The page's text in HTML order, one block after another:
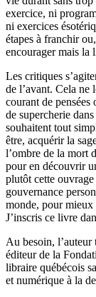
exercice, ni
ni exercices
étapes à franchir
encourager mais la
Les critiques
de l’avant. Cela ne
courant de pensées
de supercherie
souhaitent tout
être, acquérir la
l’ombre de la mort
pour en découvrir
plutôt cette
gouvernance
monde, pour mieux
J’inscris ce livre
Au besoin, l’auteur
éditeur de la
libraire québécois
et numérique à la